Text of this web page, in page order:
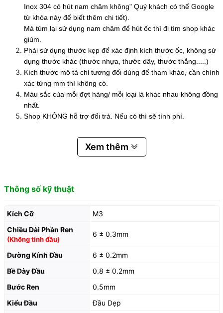
Inox 304 có hút nam châm không" Quý khách có thể Google
từ khóa này để biết thêm chi tiết).
Mà túm lại sử dụng nam châm để hút ốc thì đi tìm shop khác
giùm.
Phải sử dụng thước kẹp để xác định kích thước ốc, không sử
dụng thước khác (thước nhựa, thước dây, thước thẳng.....)
Kích thước mô tả chỉ tương đối dùng để tham khảo, cần chính
xác từng mm thì không có.
Màu sắc của mỗi đợt hàng/ mỗi loại là khác nhau không đồng
nhất.
Shop KHÔNG hỗ trợ đổi trả. Nếu có thì sẽ tính phí.
Xem thêm
Thông số kỹ thuật
Kích Cỡ
M3
Chiều Dài Phần Ren
(Không tính đầu)
6 ± 0.3mm
Đường Kính Đầu
6 ± 0.2mm
Bề Dày Đầu
0.8 ± 0.2mm
Bước Ren
0.5mm
Kiểu Đầu
Đầu Dẹp